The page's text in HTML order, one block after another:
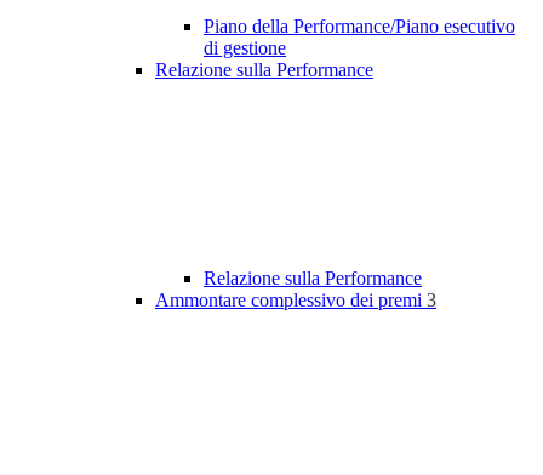
Piano della Performance/Piano esecutivo
di gestione
Relazione sulla Performance
Relazione sulla Performance
Ammontare complessivo dei premi 3